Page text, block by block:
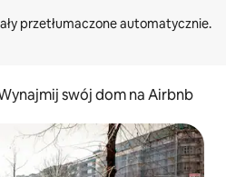
swój dom na Airbnb